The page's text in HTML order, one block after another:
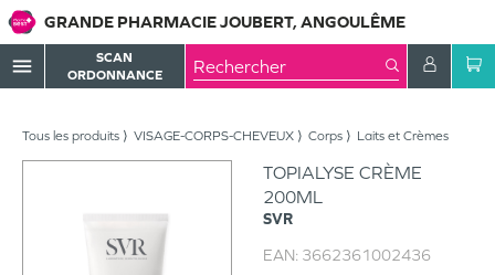
GRANDE PHARMACIE JOUBERT, ANGOULÊME
menu
SCAN
ORDONNANCE
Tous les produits VISAGE-CORPS-CHEVEUX Corps Laits et Crèmes
TOPIALYSE CRÈME
200ML
SVR
EAN: 3662361002436